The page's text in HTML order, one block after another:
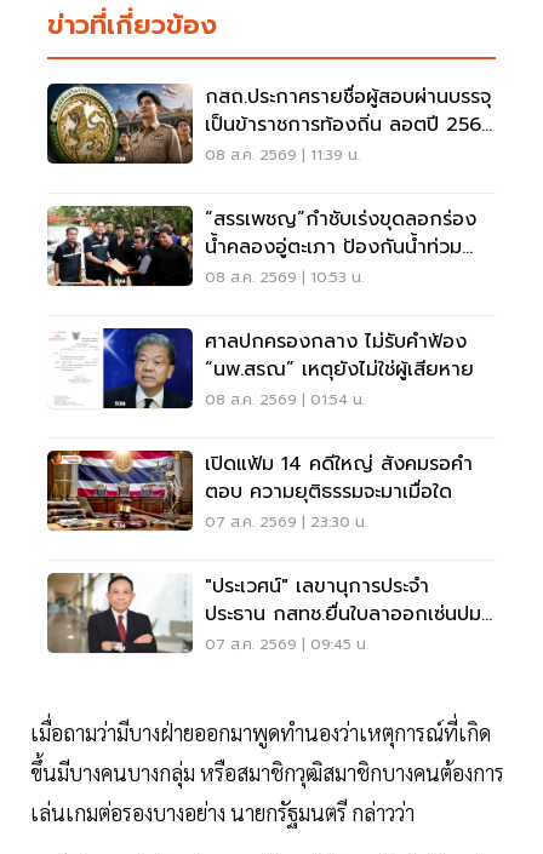
ข่าวที่เกี่ยวข้อง
กสถ.ประกาศรายชื่อผู้สอบผ่านบรรจุ
เป็นข้าราชการท้องถิ่น ลอตปี 2568
ใหม่
08 ส.ค. 2569 | 11:39 น.
“สรรเพชญ”กำชับเร่งขุดลอกร่อง
น้ำคลองอู่ตะเภา ป้องกันน้ำท่วม
สงขลา
08 ส.ค. 2569 | 10:53 น.
ศาลปกครองกลาง ไม่รับคำฟ้อง
“นพ.สรณ” เหตุยังไม่ใช่ผู้เสียหาย
08 ส.ค. 2569 | 01:54 น.
เปิดแฟ้ม 14 คดีใหญ่ สังคมรอคำ
ตอบ ความยุติธรรมจะมาเมื่อใด
07 ส.ค. 2569 | 23:30 น.
"ประเวศน์" เลขานุการประจำ
ประธาน กสทช.ยื่นใบลาออกเซ่นปม
คุณสมบัตินพ.สรณ
07 ส.ค. 2569 | 09:45 น.
เมื่อถามว่ามีบางฝ่ายออกมาพูดทำนองว่าเหตุการณ์ที่เกิด
ขึ้นมีบางคนบางกลุ่ม หรือสมาชิกวุฒิสมาชิกบางคนต้องการ
เล่นเกมต่อรองบางอย่าง นายกรัฐมนตรี กล่าวว่า